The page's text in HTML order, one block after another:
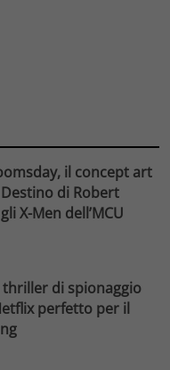
il concept art
di Robert
X-Men dell’MCU
di spionaggio
perfetto per il